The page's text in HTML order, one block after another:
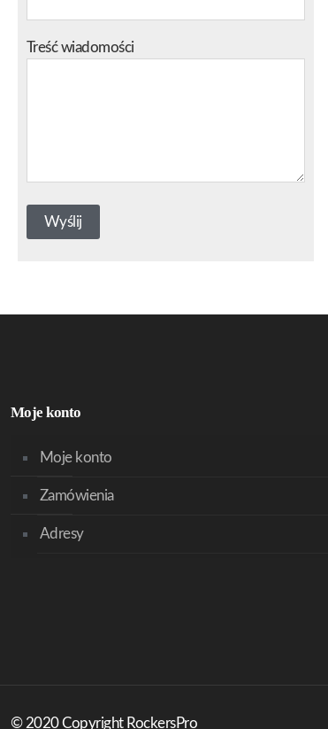
Treść wiadomości
Moje konto
Moje konto
Zamówienia
Adresy
© 2020 Copyright RockersPro